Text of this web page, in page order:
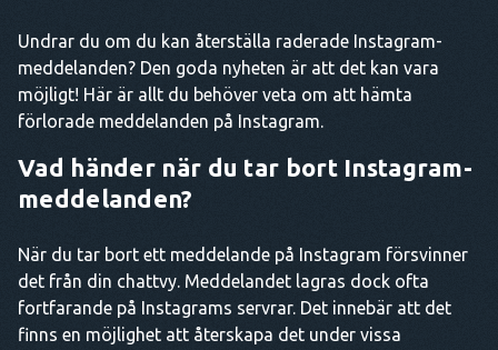
Undrar du om du kan återställa raderade Instagram-
meddelanden? Den goda nyheten är att det kan vara
möjligt! Här är allt du behöver veta om att hämta
förlorade meddelanden på Instagram.
Vad händer när du tar bort Instagram-
meddelanden?
När du tar bort ett meddelande på Instagram försvinner
det från din chattvy. Meddelandet lagras dock ofta
fortfarande på Instagrams servrar. Det innebär att det
finns en möjlighet att återskapa det under vissa